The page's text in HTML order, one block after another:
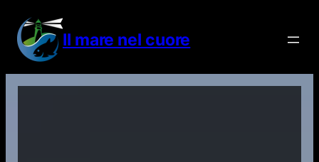
contenuto
Il mare nel cuore